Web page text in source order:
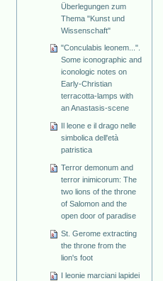
Überlegungen zum
Thema "Kunst und
Wissenschaft"
"Conculabis leonem...".
Some iconographic and
iconologic notes on
Early-Christian
terracotta-lamps with
an Anastasis-scene
Il leone e il drago nelle
simbolica dell'età
patristica
Terror demonum and
terror inimicorum: The
two lions of the throne
of Salomon and the
open door of paradise
St. Gerome extracting
the throne from the
lion's foot
I leonie marciani lapidei